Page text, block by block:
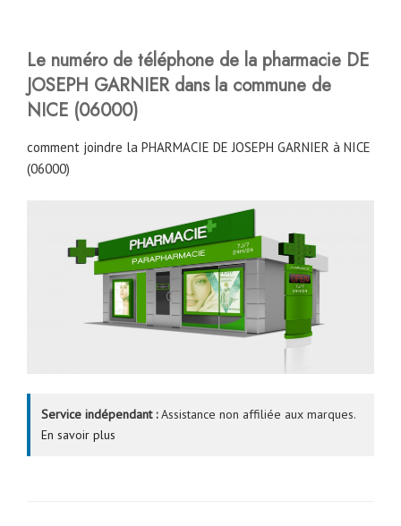
Le numéro de téléphone de la pharmacie DE
JOSEPH GARNIER dans la commune de
NICE (06000)
comment joindre la PHARMACIE DE JOSEPH GARNIER à NICE
(06000)
Service indépendant :Assistance non affiliée aux marques.
En savoir plus